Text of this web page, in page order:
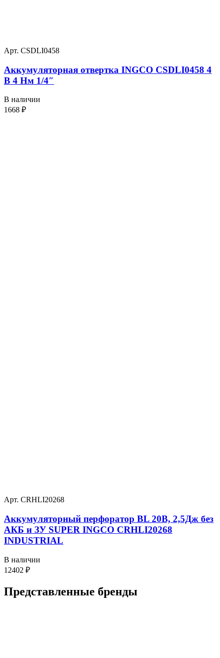
Арт. CSDLI0458
Аккумуляторная отвертка INGCO CSDLI0458 4
В 4 Нм 1/4″
В наличии
1668 ₽
Арт. CRHLI20268
Аккумуляторный перфоратор BL 20В, 2,5Дж без
АКБ и ЗУ SUPER INGCO CRHLI20268
INDUSTRIAL
В наличии
12402 ₽
Представленные бренды